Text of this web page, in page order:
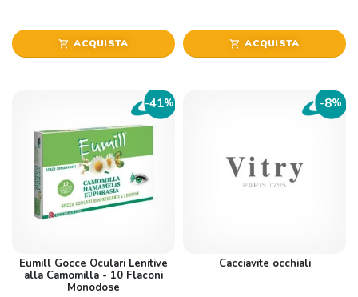
shopping_cart ACQUISTA shopping_cart ACQUISTA
-41%
Eumill Gocce Oculari Lenitive
alla Camomilla - 10 Flaconi
Monodose
-8%
Cacciavite occhiali